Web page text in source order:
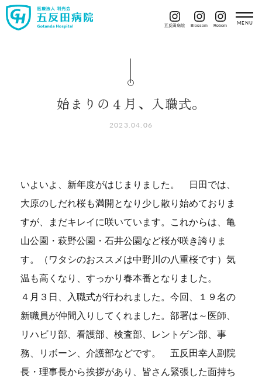
五反田病院 Blossom Reborn
始まりの４月、入職式。
2023.04.06
いよいよ、新年度がはじまりました。 日田では、
大原のしだれ桜も満開となり少し散り始めておりま
すが、まだキレイに咲いています。これからは、亀
山公園・萩野公園・石井公園など桜が咲き誇りま
す。（ワタシのおススメは中野川の八重桜です）気
温も高くなり、すっかり春本番となりました。
４月３日、入職式が行われました。今回、１９名の
新職員が仲間入りしてくれました。部署は～医師、
リハビリ部、看護部、検査部、レントゲン部、事
務、リボーン、介護部などです。 五反田幸人副院
長・理事長から挨拶があり、皆さん緊張した面持ち